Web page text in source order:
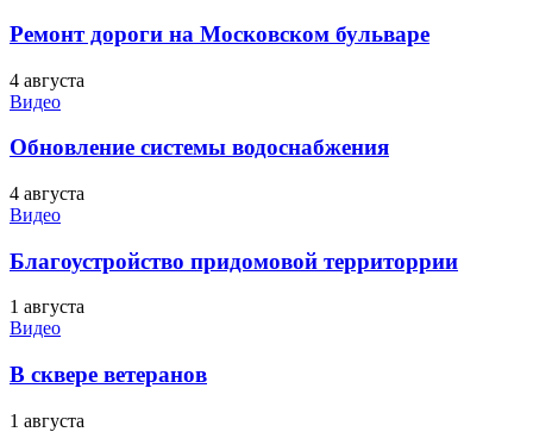
Ремонт дороги на Московском бульваре
4 августа
Видео
Обновление системы водоснабжения
4 августа
Видео
Благоустройство придомовой территоррии
1 августа
Видео
В сквере ветеранов
1 августа